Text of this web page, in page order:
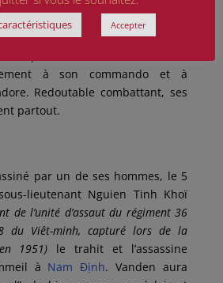
L’adjudant-chef Vanden était un
mais taciturne. Il ne
à son commando et à
Redoutable combattant, ses
partout.
par un de ses hommes, le 5
lieutenant Nguien Tinh Khoï
de l’unité d’assaut du régiment 36
du Viêt-minh, capturé lors de la
1951) le trahit et l’assassine
à Nam Định. Vanden aura
Accepter